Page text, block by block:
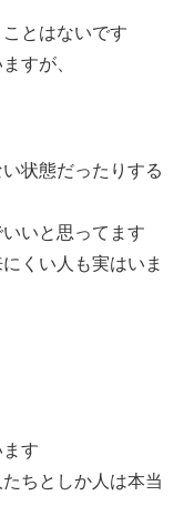
とはないです
すが、
状態だったりする
いと思ってます
くい人も実はいま
す
ちとしか人は本当